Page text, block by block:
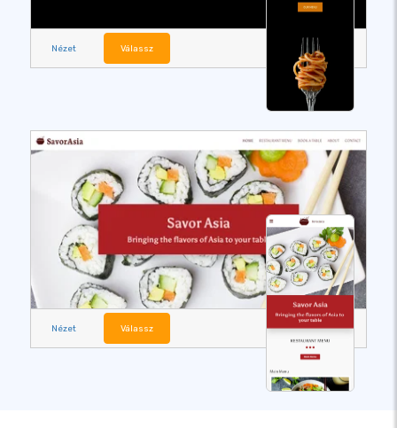
Nézet Válassz
Nézet Válassz